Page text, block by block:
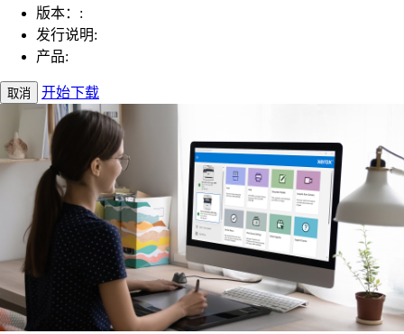
版本：:
发行说明:
产品:
取消 开始下载